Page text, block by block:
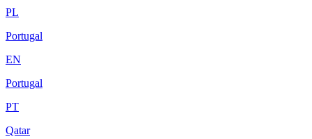
PL
Portugal
EN
Portugal
PT
Qatar